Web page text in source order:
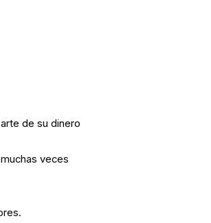
de su dinero
veces